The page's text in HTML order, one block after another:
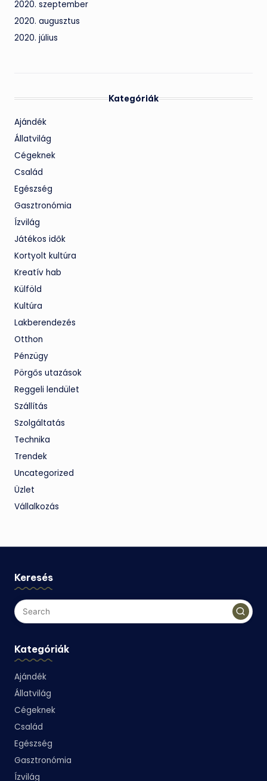
2020. szeptember
2020. augusztus
2020. július
Kategóriák
Ajándék
Állatvilág
Cégeknek
Család
Egészség
Gasztronómia
Ízvilág
Játékos idők
Kortyolt kultúra
Kreatív hab
Külföld
Kultúra
Lakberendezés
Otthon
Pénzügy
Pörgős utazások
Reggeli lendület
Szállítás
Szolgáltatás
Technika
Trendek
Uncategorized
Üzlet
Vállalkozás
Keresés
Kategóriák
Ajándék
Állatvilág
Cégeknek
Család
Egészség
Gasztronómia
Ízvilág